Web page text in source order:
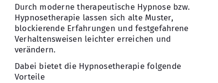
Durch moderne therapeutische Hypnose bzw.
Hypnosetherapie lassen sich alte Muster,
blockierende Erfahrungen und festgefahrene
Verhaltensweisen leichter erreichen und
verändern.
Dabei bietet die Hypnosetherapie folgende
Vorteile